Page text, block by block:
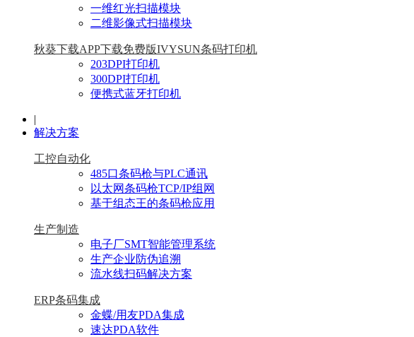
一维红光扫描模块
二维影像式扫描模块
秋葵下载APP下载免费版IVYSUN条码打印机
203DPI打印机
300DPI打印机
便携式蓝牙打印机
|
解决方案
工控自动化
485口条码枪与PLC通讯
以太网条码枪TCP/IP组网
基于组态王的条码枪应用
生产制造
电子厂SMT智能管理系统
生产企业防伪追溯
流水线扫码解决方案
ERP条码集成
金蝶/用友PDA集成
速达PDA软件